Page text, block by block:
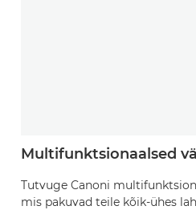
Multifunktsionaalsed
Tutvuge Canoni
mis pakuvad teile kõik-ühes